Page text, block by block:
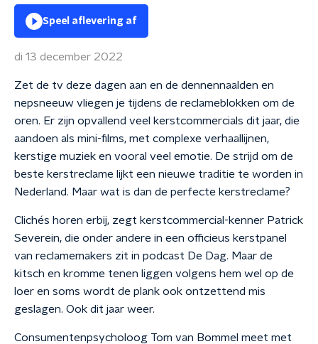
Speel aflevering af
di 13 december 2022
Zet de tv deze dagen aan en de dennennaalden en
nepsneeuw vliegen je tijdens de reclameblokken om de
oren. Er zijn opvallend veel kerstcommercials dit jaar, die
aandoen als mini-films, met complexe verhaallijnen,
kerstige muziek en vooral veel emotie. De strijd om de
beste kerstreclame lijkt een nieuwe traditie te worden in
Nederland. Maar wat is dan de perfecte kerstreclame?
Clichés horen erbij, zegt kerstcommercial-kenner Patrick
Severein, die onder andere in een officieus kerstpanel
van reclamemakers zit in podcast De Dag. Maar de
kitsch en kromme tenen liggen volgens hem wel op de
loer en soms wordt de plank ook ontzettend mis
geslagen. Ook dit jaar weer.
Consumentenpsycholoog Tom van Bommel meet met